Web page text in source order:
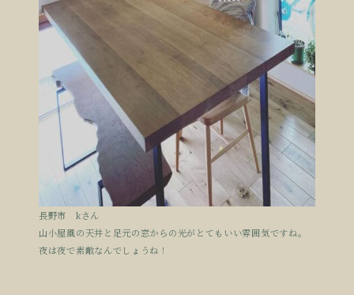
長野市 kさん
山小屋風の天井と足元の窓からの光がとてもいい雰囲気ですね。
夜は夜で素敵なんでしょうね！